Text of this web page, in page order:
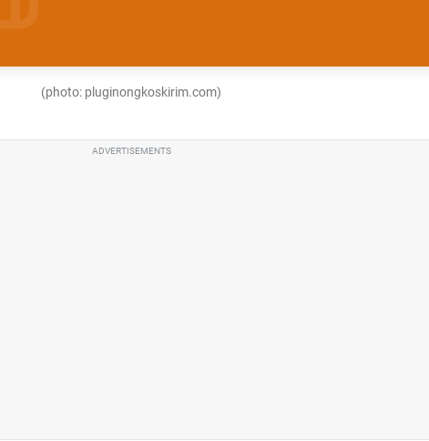
(photo: pluginongkoskirim.com)
ADVERTISEMENTS